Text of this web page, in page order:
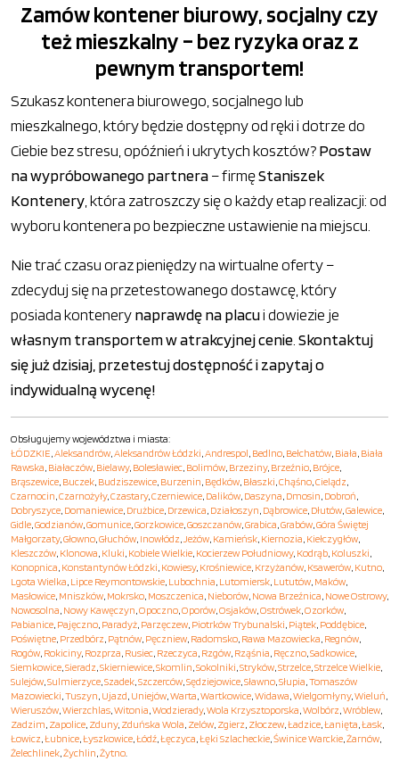
Zamów kontener biurowy, socjalny czy
też mieszkalny – bez ryzyka oraz z
pewnym transportem!
Szukasz kontenera biurowego, socjalnego lub
mieszkalnego, który będzie dostępny od ręki i dotrze do
Ciebie bez stresu, opóźnień i ukrytych kosztów?Postaw
na wypróbowanego partnera– firmęStaniszek
Kontenery , która zatroszczy się o każdy etap realizacji: od
wyboru kontenera po bezpieczne ustawienie na miejscu.
Nie trać czasu oraz pieniędzy na wirtualne oferty –
zdecyduj się na przetestowanego dostawcę, który
posiada kontenerynaprawdę na placui dowiezie je
własnym transportem w atrakcyjnej cenie Skontaktuj
się już dzisiaj, przetestuj dostępność i zapytaj o
indywidualną wycenę!
Obsługujemy województwa i miasta:
ŁÓDZKIE,Aleksandrów,Aleksandrów Łódzki,Andrespol, Bedlno, Bełchatów, Biała, Biała
Rawska, Białaczów, Bielawy, Bolesławiec, Bolimów, Brzeziny, Brzeźnio, Brójce,
Brąszewice, Buczek, Budziszewice, Burzenin, Będków, Błaszki,Chąśno,Cielądz,
Czarnocin,Czarnożyły,Czastary,Czerniewice, Dalików, Daszyna, Dmosin, Dobroń,
Dobryszyce, Domaniewice, Drużbice, Drzewica, Działoszyn, Dąbrowice, Dłutów,Galewice,
Gidle,Godzianów,Gomunice,Gorzkowice,Goszczanów,Grabica,Grabów,Góra Świętej
Małgorzaty,Głowno,Głuchów, Inowłódz,Jeżów, Kamieńsk, Kiernozia, Kiełczygłów,
Kleszczów, Klonowa, Kluki, Kobiele Wielkie, Kocierzew Południowy, Kodrąb, Koluszki,
Konopnica, Konstantynów Łódzki, Kowiesy, Krośniewice, Krzyżanów, Ksawerów, Kutno,
Lgota Wielka, Lipce Reymontowskie, Lubochnia, Lutomiersk, Lututów, Maków,
Masłowice, Mniszków, Mokrsko, Moszczenica, Nieborów, Nowa Brzeźnica, Nowe Ostrowy,
Nowosolna, Nowy Kawęczyn,Opoczno,Oporów,Osjaków,Ostrówek,Ozorków,
Pabianice, Pajęczno, Paradyż, Parzęczew, Piotrków Trybunalski, Piątek, Poddębice,
Poświętne, Przedbórz, Pątnów, Pęczniew, Radomsko, Rawa Mazowiecka, Regnów,
Rogów, Rokiciny, Rozprza, Rusiec, Rzeczyca, Rzgów, Rząśnia, Ręczno,Sadkowice,
Siemkowice,Sieradz,Skierniewice,Skomlin,Sokolniki,Stryków,Strzelce,Strzelce Wielkie,
Sulejów,Sulmierzyce,Szadek,Szczerców,Sędziejowice,Sławno,Słupia,Tomaszów
Mazowiecki,Tuszyn, Ujazd, Uniejów,Warta,Wartkowice,Widawa,Wielgomłyny,Wieluń,
Wieruszów,Wierzchlas,Witonia,Wodzierady,Wola Krzysztoporska,Wolbórz,Wróblew,
Zadzim, Zapolice, Zduny, Zduńska Wola, Zelów, Zgierz, Złoczew,Ładzice,Łanięta,Łask,
Łowicz,Łubnice,Łyszkowice,Łódź,Łęczyca,Łęki Szlacheckie,Świnice Warckie,Żarnów,
Żelechlinek,Żychlin,Żytno.